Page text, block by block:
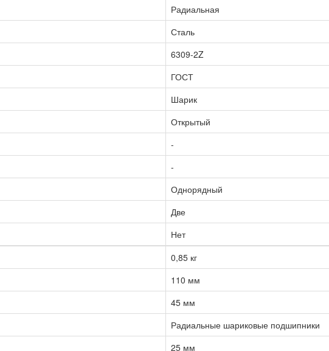
Радиальная
Сталь
6309-2Z
ГОСТ
Шарик
Открытый
-
-
Однорядный
Две
Нет
0,85 кг
110 мм
45 мм
Радиальные шариковые подшипники
25 мм